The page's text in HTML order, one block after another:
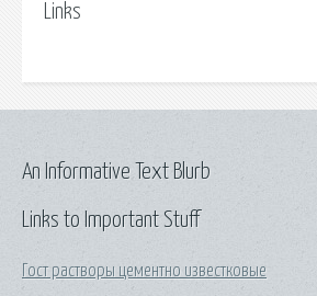
Links
Links to Important Stuff
Гост растворы цементно известковые
An Informative Text Blurb